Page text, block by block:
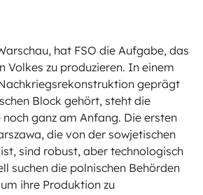
hat FSO die Aufgabe, das
Volkes zu produzieren. In einem
geprägt
Block gehört, steht die
ganz am Anfang. Die ersten
die von der sowjetischen
sind robust, aber technologisch
suchen die polnischen Behörden
ihre Produktion zu